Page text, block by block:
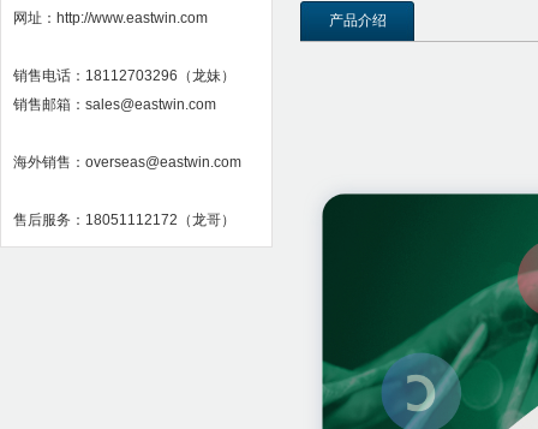
网址：http://www.eastwin.com
销售电话：18112703296（龙妹）
销售邮箱：sales@eastwin.com
海外销售：overseas@eastwin.com
售后服务：18051112172（龙哥）
产品介绍